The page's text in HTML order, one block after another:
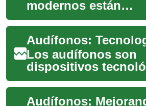
modernos están
revolucionando la
vida de personas
auditiva. Desde ...
Los audífonos son
dispositivos
avanzados que han
revolucionado la
millones de